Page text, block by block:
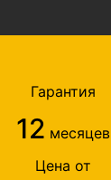
Гарантия
12 месяцев
Цена от